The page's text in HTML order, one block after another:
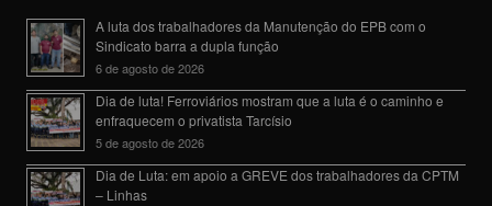
A luta dos trabalhadores da Manutenção do EPB com o
Sindicato barra a dupla função
6 de agosto de 2026
Dia de luta! Ferroviários mostram que a luta é o caminho e
enfraquecem o privatista Tarcísio
5 de agosto de 2026
Dia de Luta: em apoio a GREVE dos trabalhadores da CPTM
– Linhas